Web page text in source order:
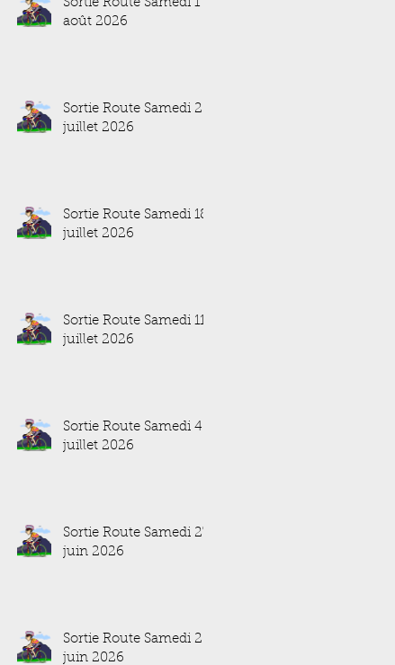
Sortie Route Samedi 1
août 2026
Sortie Route Samedi 25
juillet 2026
Sortie Route Samedi 18
juillet 2026
Sortie Route Samedi 11
juillet 2026
Sortie Route Samedi 4
juillet 2026
Sortie Route Samedi 27
juin 2026
Sortie Route Samedi 20
juin 2026